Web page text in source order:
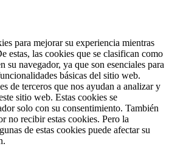
para mejorar su experiencia mientras
estas, las cookies que se clasifican como
su navegador, ya que son esenciales para
básicas del sitio web.
de terceros que nos ayudan a analizar y
sitio web. Estas cookies se
solo con su consentimiento. También
no recibir estas cookies. Pero la
de estas cookies puede afectar su